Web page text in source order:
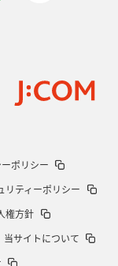
15番はゲームドライバ
ポリシー
リティーポリシー
権方針
当サイトについて